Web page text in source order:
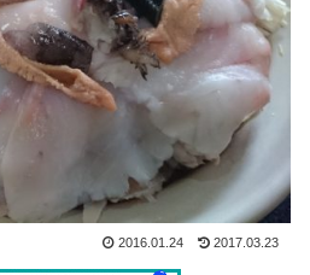
2016.01.24 2017.03.23